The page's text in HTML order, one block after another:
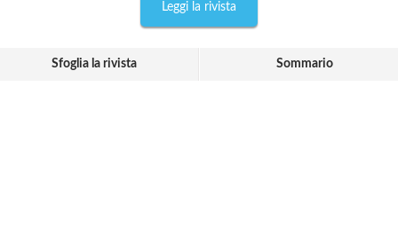
Leggi la rivista
Sfoglia la rivista Sommario